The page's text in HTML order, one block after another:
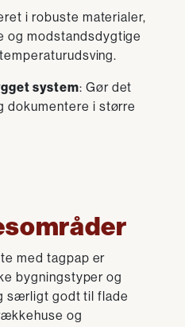
i robuste materialer,
og modstandsdygtige
system: Gør det
dokumentere i større
med tagpap er
bygningstyper og
særligt godt til flade
og